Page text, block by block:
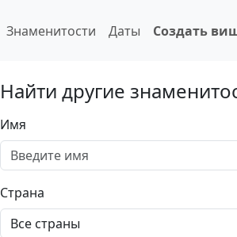
Знаменитости Даты Создать
Найти другие
Имя
Страна